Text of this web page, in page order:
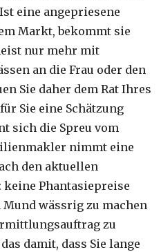
eine angepriesene
Markt, bekommt sie
nur mehr mit
an die Frau oder den
Sie daher dem Rat Ihres
Sie eine Schätzung
sich die Spreu vom
nimmt eine
den aktuellen
Phantasiepreise
wässrig zu machen
zu
damit, dass Sie lange